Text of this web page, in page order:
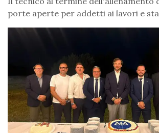
porte aperte per addetti ai lavori e